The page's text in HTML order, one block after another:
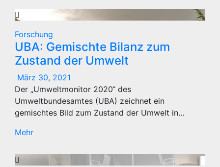
Forschung
UBA: Gemischte Bilanz zum
Zustand der Umwelt
März 30, 2021
Der „Umweltmonitor 2020“ des
Umweltbundesamtes (UBA) zeichnet ein
gemischtes Bild zum Zustand der Umwelt in…
Mehr